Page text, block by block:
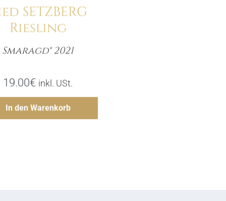
SETZBERG
Riesling
Smaragd® 2021
19.00€ inkl. USt.
In den Warenkorb
Menge
Hinzufügen